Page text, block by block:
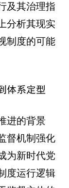
及其治理指
分析其现实
制度的可能
体系定型
进的背景
督机制强化
为新时代党
度运行逻辑